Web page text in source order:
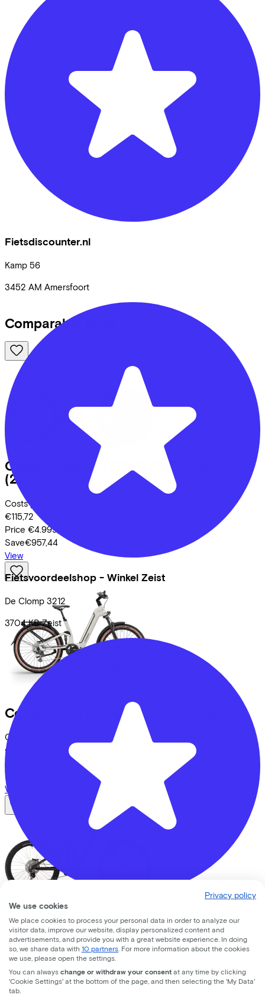
Fietsdiscounter.nl
Kamp 56
3452 AM Amersfoort
Fietsvoordeelshop - Winkel Zeist
De Clomp 3212
3704 KB Zeist
Koningsweg 16
3762 EC Soest
Comparable bikes
Cube
STEREO HYBRID ONE77 HPC SLX
(2025)
Costs per month from
€115,72
Price €4.999,00
Save€957,44
View
Conway Cairon SUV FS 4.0
Costs per month from
€110,59
Price
Save
View
Cube STEREO HYBRID ONE44 EXC 800
IRONGREY/CHROME (2026)
Costs per month from
€110,57
Price €4.799,00
Save
Privacy policy
We use cookies
We place cookies to process your personal data in order to analyze our
visitor data, improve our website, display personalized content and
advertisements, and provide you with a great website experience. In doing
so, we share data with 10 partners . For more information about the cookies
we use, please open the settings.
You can always change or withdraw your consent at any time by clicking
'Cookie Settings' at the bottom of the page, and then selecting the 'My Data'
tab.